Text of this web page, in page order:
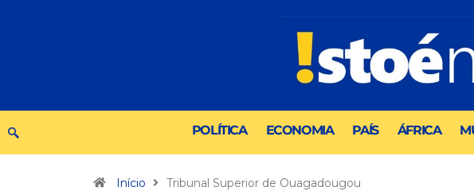
POLÍTICA ECONOMIA PAÍS ÁFRICA
Início Tribunal Superior de Ouagadougou